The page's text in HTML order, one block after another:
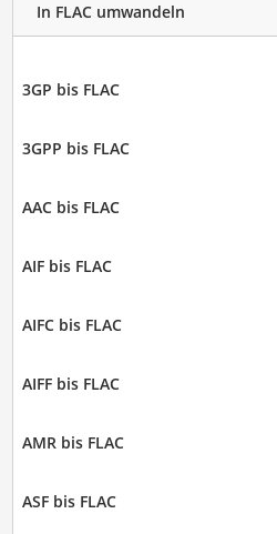
In FLAC umwandeln
3GP bis FLAC
3GPP bis FLAC
AAC bis FLAC
AIF bis FLAC
AIFC bis FLAC
AIFF bis FLAC
AMR bis FLAC
ASF bis FLAC